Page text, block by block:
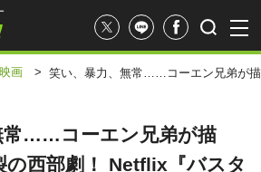
映画 > 笑い、暴力、無常……コーエン兄弟が描
常……コーエン兄弟が描
の西部劇！ Netflix『バスタ